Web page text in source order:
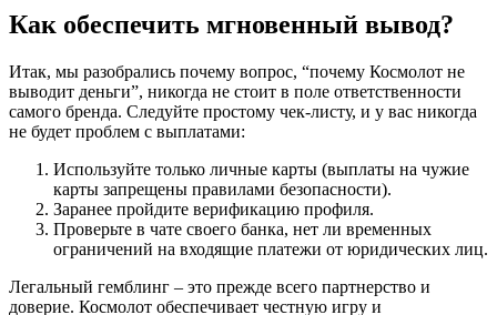
Как обеспечить мгновенный вывод?
Итак, мы разобрались почему вопрос, “почему Космолот не
выводит деньги”, никогда не стоит в поле ответственности
самого бренда. Следуйте простому чек-листу, и у вас никогда
не будет проблем с выплатами:
Используйте только личные карты (выплаты на чужие
карты запрещены правилами безопасности).
Заранее пройдите верификацию профиля.
Проверьте в чате своего банка, нет ли временных
ограничений на входящие платежи от юридических лиц.
Легальный гемблинг – это прежде всего партнерство и
доверие. Космолот обеспечивает честную игру и